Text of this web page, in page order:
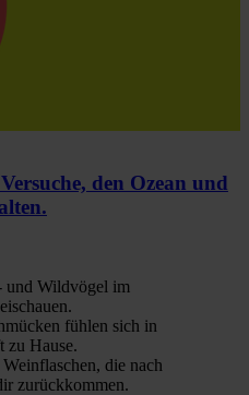
den Ozean und
und Wildvögel im
fühlen sich in
zu Hause.
die nach
zurückkommen.